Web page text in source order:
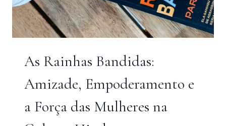
As Rainhas Bandidas:
Amizade, Empoderamento e
a Força das Mulheres na